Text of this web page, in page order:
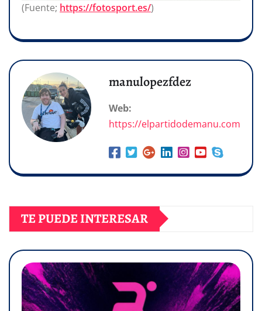
(Fuente; https://fotosport.es/)
manulopezfdez
Web:
https://elpartidodemanu.com
TE PUEDE INTERESAR